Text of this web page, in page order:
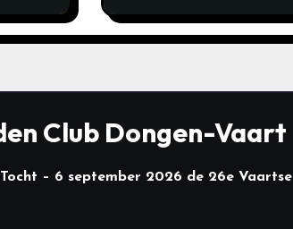
Club Dongen-Vaart
– 6 september 2026 de 26e Vaartse